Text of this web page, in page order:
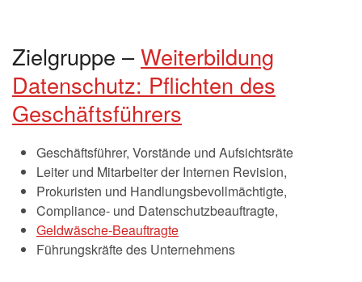
Zielgruppe – Weiterbildung
Datenschutz: Pflichten des
Geschäftsführers
Geschäftsführer, Vorstände und Aufsichtsräte
Leiter und Mitarbeiter der Internen Revision,
Prokuristen und Handlungsbevollmächtigte,
Compliance- und Datenschutzbeauftragte,
Geldwäsche-Beauftragte
Führungskräfte des Unternehmens